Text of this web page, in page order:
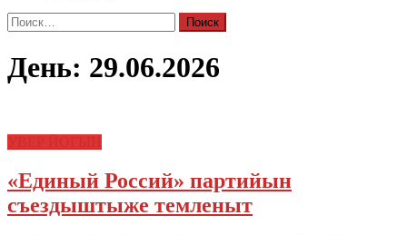
Найти:
День: 29.06.2026
«Единый Россий» партийын
съездыштыже темленыт